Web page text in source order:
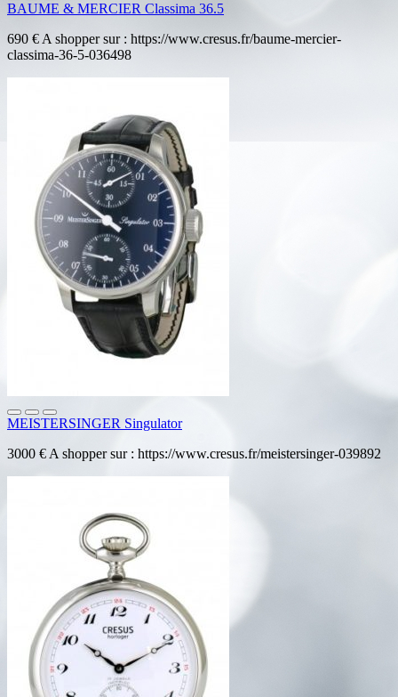
BAUME & MERCIER Classima 36.5
690 € A shopper sur : https://www.cresus.fr/baume-mercier-
classima-36-5-036498
MEISTERSINGER Singulator
3000 € A shopper sur : https://www.cresus.fr/meistersinger-039892